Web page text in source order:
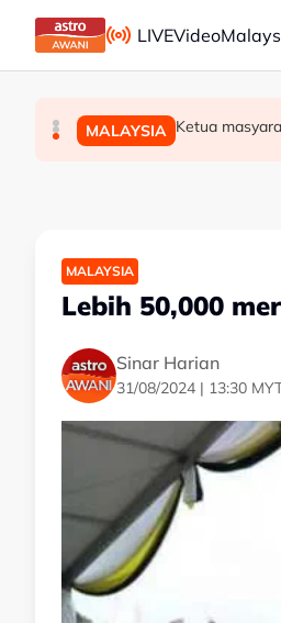
Skip to main content
LIVEVideo
DUNIA Ronaldo,
DUNIA Tamparan buat
MALAYSIA Ketua
MALAYSIA
Lebih 50,000
Sinar Harian
31/08/2024 | 13:30